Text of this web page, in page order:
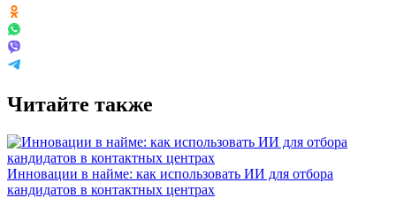
Читайте также
Инновации в найме: как использовать ИИ для отбора
кандидатов в контактных центрах